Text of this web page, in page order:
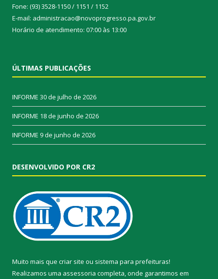
Fone: (93) 3528-1150 / 1151 / 1152
E-mail: administracao@novoprogresso.pa.gov.br
Horário de atendimento: 07:00 às 13:00
ÚLTIMAS PUBLICAÇÕES
INFORME 30 de julho de 2026
INFORME 18 de junho de 2026
INFORME 9 de junho de 2026
DESENVOLVIDO POR CR2
Muito mais que criar site ou sistema para prefeituras!
Realizamos uma assessoria completa, onde garantimos em